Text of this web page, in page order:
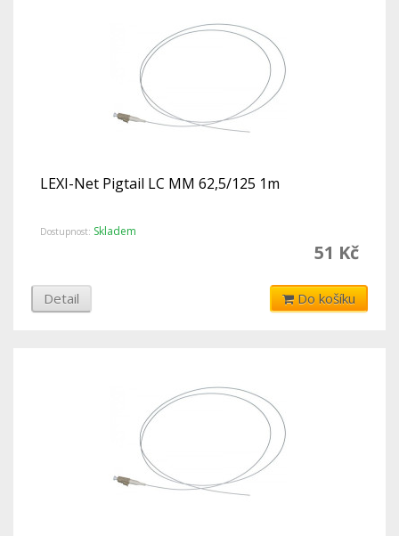
LEXI-Net Pigtail LC MM 62,5/125 1m
Dostupnost: Skladem
51 Kč
Detail Do košíku